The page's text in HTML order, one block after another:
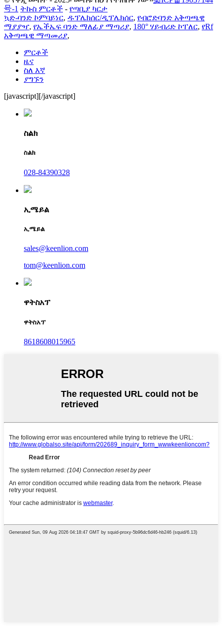
号-1 ትኩስ ምርቶች - የጣቢያ ካርታ
ኳድ-ባንድ ኮምባይነር, ዱፕሌክሰር/ዲፕሌክሰር, የብሮድባንድ አቅጣጫዊ
ማያያዣ, የኤችኤፍ ባንድ ማለፊያ ማጣሪያ, 180° ሃይብሪድ ኮፐለር, የRf
አቅጣጫዊ ማጣመሪያ,
ምርቶች
ዜና
ስለ እኛ
ያግኙን
[javascript][/javascript]
ስልክ
ስልክ
028-84390328
ኢሜይል
ኢሜይል
sales@keenlion.com
tom@keenlion.com
ዋትስአፕ
ዋትስአፕ
8618608015965